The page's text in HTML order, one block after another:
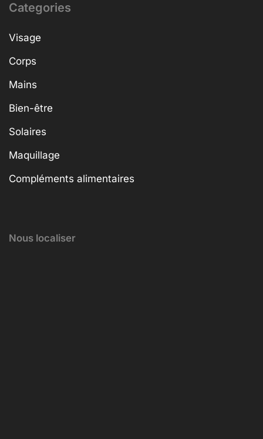
Categories
Visage
Corps
Mains
Bien-être
Solaires
Maquillage
Compléments alimentaires
Nous localiser